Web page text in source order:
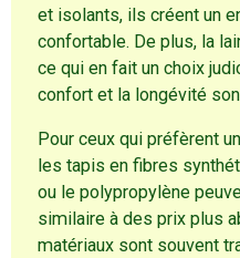
et isolants, ils créent un
confortable. De plus, la
ce qui en fait un choix
confort et la longévité
Pour ceux qui préfèrent
les tapis en fibres
ou le polypropylène
similaire à des prix plus
matériaux sont souvent